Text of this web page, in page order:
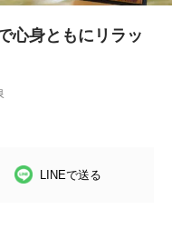
心身ともにリラッ
LINEで送る